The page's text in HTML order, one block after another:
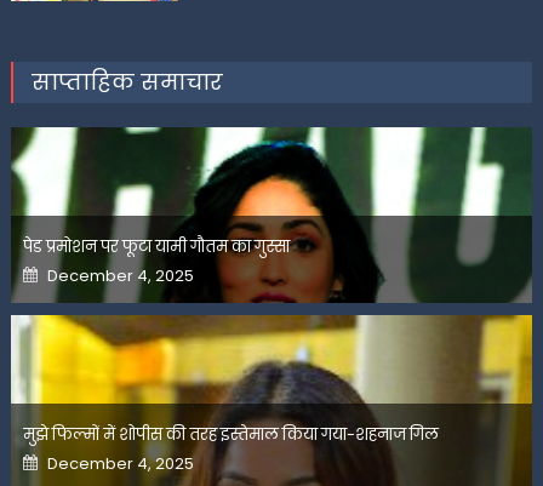
साप्ताहिक समाचार
पेड प्रमोशन पर फूटा यामी गौतम का गुस्सा
Posted
on
December 4, 2025
मुझे फिल्मों में शोपीस की तरह इस्तेमाल किया गया-शहनाज गिल
Posted
on
December 4, 2025